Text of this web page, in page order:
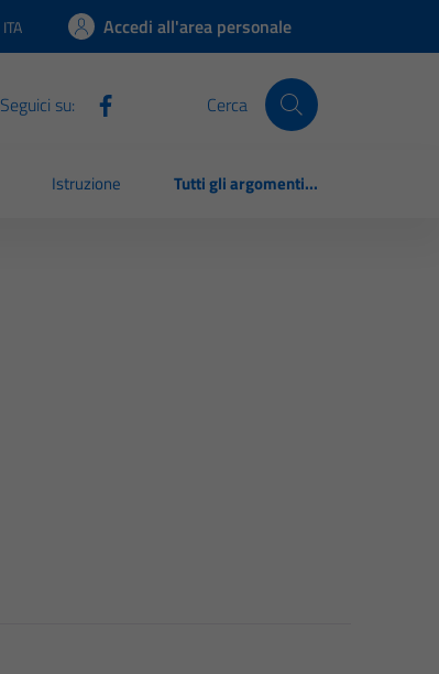
Lingua attiva:
ITA Accedi all'area personale
Seguici su: Cerca
Istruzione Tutti gli argomenti...